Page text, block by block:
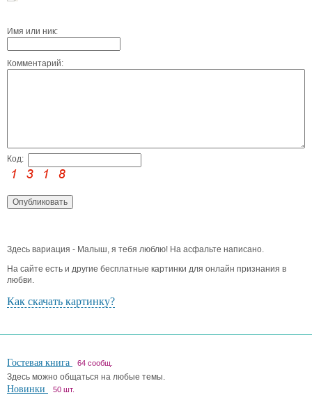
Имя или ник:
Комментарий:
Код:
Здесь вариация - Малыш, я тебя люблю! На асфальте написано.
На сайте есть и другие бесплатные картинки для онлайн признания в
любви.
Как скачать картинку?
Гостевая книга 64 сообщ.
Здесь можно общаться на любые темы.
Новинки 50 шт.